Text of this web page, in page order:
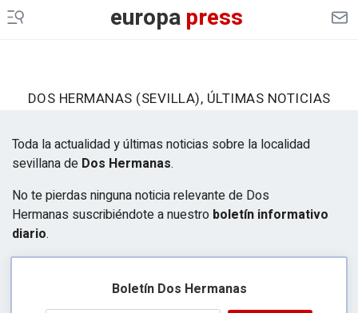
europapress
DOS HERMANAS (SEVILLA), ÚLTIMAS NOTICIAS
Toda la actualidad y últimas noticias sobre la localidad
sevillana de Dos Hermanas.
No te pierdas ninguna noticia relevante de Dos
Hermanas suscribiéndote a nuestro boletín informativo
diario.
Boletín Dos Hermanas